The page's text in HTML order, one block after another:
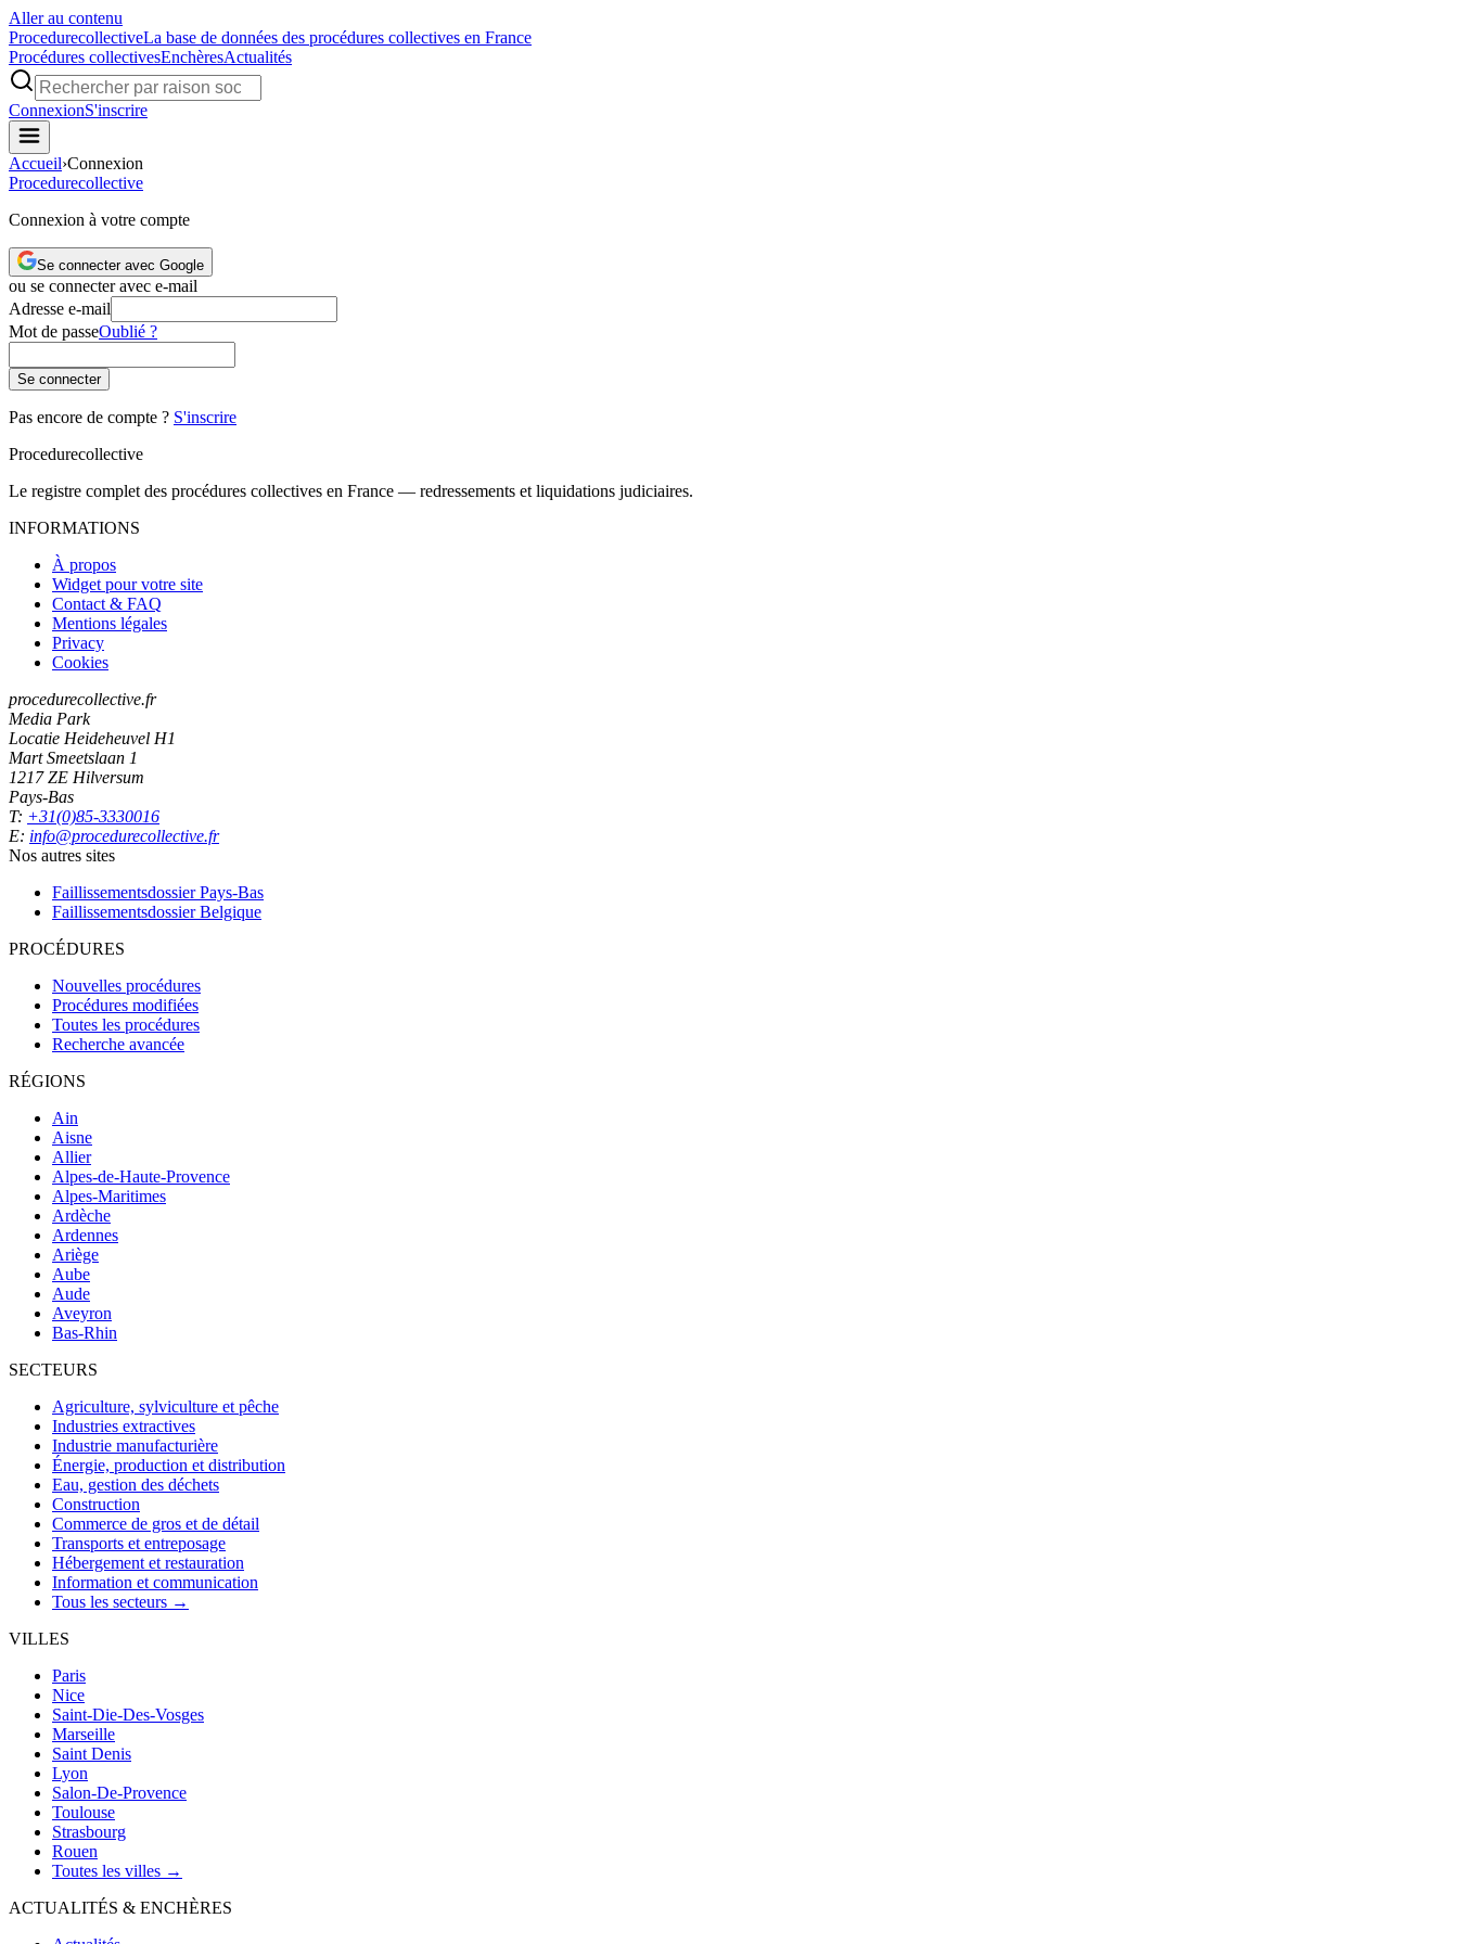
Aller au contenu
ProcedurecollectiveLa base de données des procédures collectives en France
Procédures collectivesEnchèresActualités
ConnexionS'inscrire
Accueil›Connexion
Procedurecollective
Connexion à votre compte
Se connecter avec Google
ou se connecter avec e-mail
Adresse e-mail
Mot de passeOublié ?
Se connecter
Pas encore de compte ? S'inscrire
Procedurecollective
Le registre complet des procédures collectives en France — redressements et liquidations judiciaires.
INFORMATIONS
À propos
Widget pour votre site
Contact & FAQ
Mentions légales
Privacy
Cookies
procedurecollective.fr
Media Park
Locatie Heideheuvel H1
Mart Smeetslaan 1
1217 ZE Hilversum
Pays-Bas
T: +31(0)85-3330016
E: info@procedurecollective.fr
Nos autres sites
Faillissementsdossier Pays-Bas
Faillissementsdossier Belgique
PROCÉDURES
Nouvelles procédures
Procédures modifiées
Toutes les procédures
Recherche avancée
RÉGIONS
Ain
Aisne
Allier
Alpes-de-Haute-Provence
Alpes-Maritimes
Ardèche
Ardennes
Ariège
Aube
Aude
Aveyron
Bas-Rhin
SECTEURS
Agriculture, sylviculture et pêche
Industries extractives
Industrie manufacturière
Énergie, production et distribution
Eau, gestion des déchets
Construction
Commerce de gros et de détail
Transports et entreposage
Hébergement et restauration
Information et communication
Tous les secteurs →
VILLES
Paris
Nice
Saint-Die-Des-Vosges
Marseille
Saint Denis
Lyon
Salon-De-Provence
Toulouse
Strasbourg
Rouen
Toutes les villes →
ACTUALITÉS & ENCHÈRES